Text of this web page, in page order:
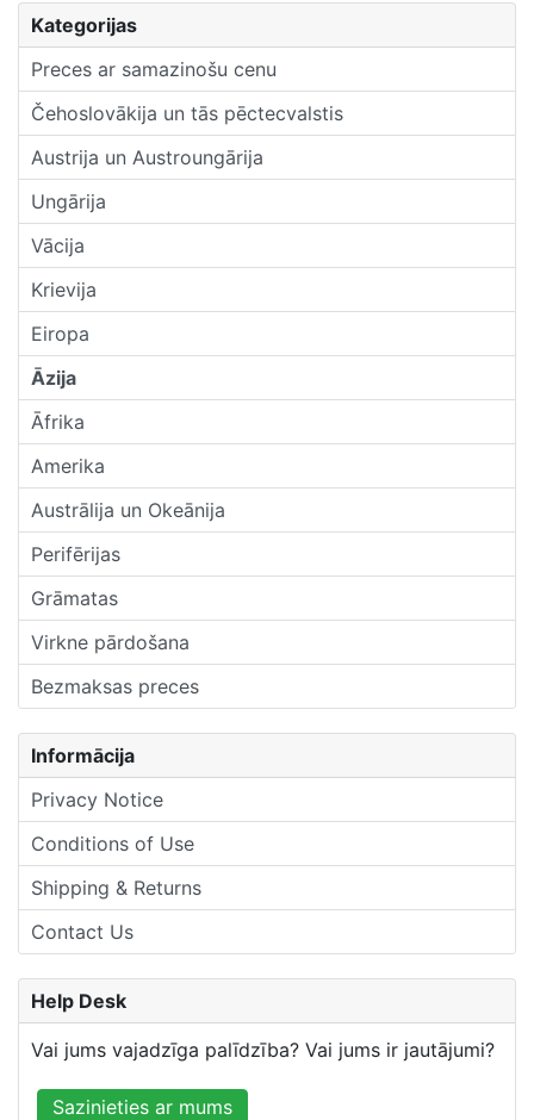
Kategorijas
Preces ar samazinošu cenu
Čehoslovākija un tās pēctecvalstis
Austrija un Austroungārija
Ungārija
Vācija
Krievija
Eiropa
Āzija
Āfrika
Amerika
Austrālija un Okeānija
Perifērijas
Grāmatas
Virkne pārdošana
Bezmaksas preces
Informācija
Privacy Notice
Conditions of Use
Shipping & Returns
Contact Us
Help Desk
Vai jums vajadzīga palīdzība? Vai jums ir jautājumi?
Sazinieties ar mums